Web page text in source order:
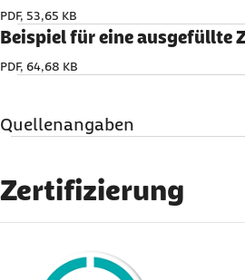
PDF, 53,65 KB
Beispiel für eine ausgefüllte
PDF, 64,68 KB
Quellenangaben
Informationen
Aufklärung (Abruf 20.07.2020):
Zertifizierung